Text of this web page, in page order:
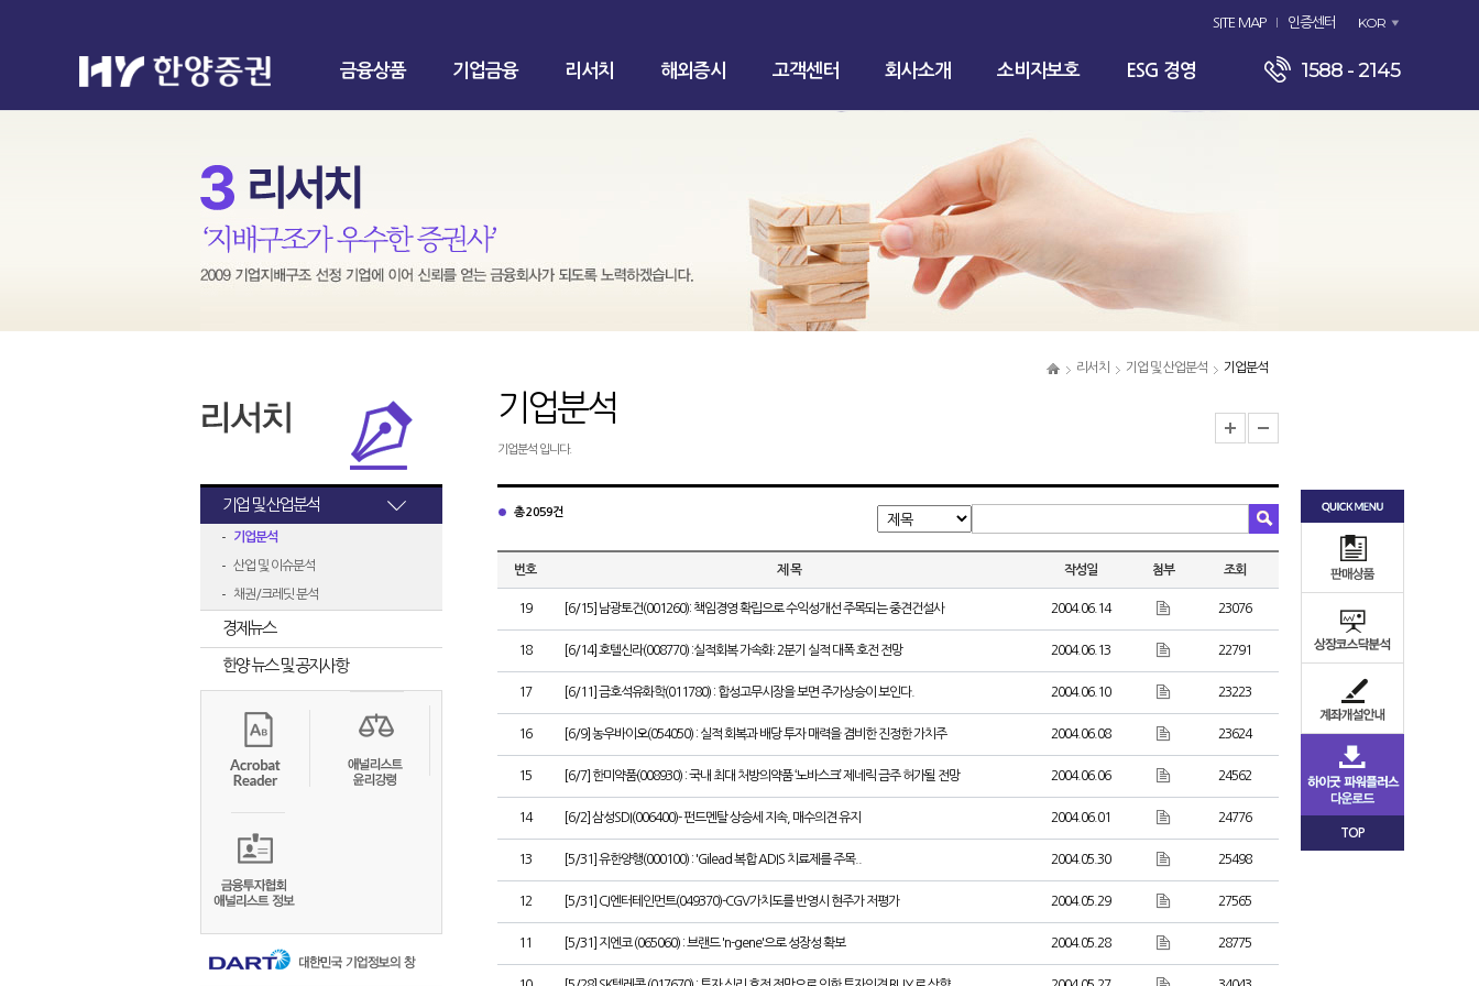
SITE MAP 인증센터 KOR
금융상품 기업금융 리서치 해외증시 고객센터 회사소개 소비자보호 ESG 경영 1588 - 2145
리서치 기업 및 산업분석 기업분석
기업 및 산업분석
기업분석
산업 및 이슈분석
채권/크레딧 분석
경제뉴스
한양 뉴스 및 공지사항
기업분석
기업분석 입니다.
총 2059건
번호 제 목 작성일 첨부 조회
19 [6/15] 남광토건(001260): 책임경영 확립으로 수익성개선 주목되는 중견건설사 2004.06.14 23076
18 [6/14] 호텔신라(008770) :실적회복 가속화: 2분기 실적 대폭 호전 전망 2004.06.13 22791
17 [6/11] 금호석유화학(011780) : 합성고무시장을 보면 주가상승이 보인다. 2004.06.10 23223
16 [6/9] 농우바이오(054050) : 실적 회복과 배당 투자 매력을 겸비한 진정한 가치주 2004.06.08 23624
15 [6/7] 한미약품(008930) : 국내 최대 처방의약품 ‘노바스크’ 제네릭 금주 허가될 전망 2004.06.06 24562
14 [6/2] 삼성SDI(006400)- 펀드멘탈 상승세 지속, 매수의견 유지 2004.06.01 24776
13 [5/31] 유한양행(000100) : 'Gilead 복합 ADIS 치료제를 주목.. 2004.05.30 25498
12 [5/31] CJ엔터테인먼트(049370)-CGV가치도를 반영시 현주가 저평가 2004.05.29 27565
11 [5/31] 지엔코 (065060) : 브랜드 'n-gene'으로 성장성 확보 2004.05.28 28775
TOP